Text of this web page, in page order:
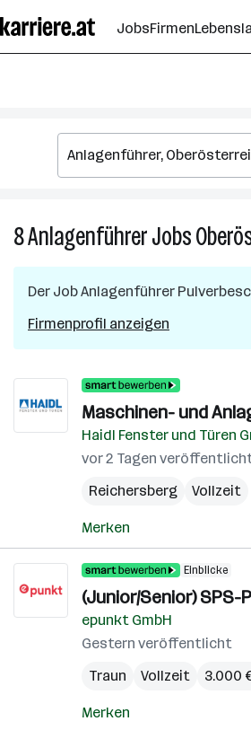
Seiteninhalt
springen
JobsFirmen
8AnlagenführerJobs
Der JobAnlagenführer
Firmenprofil anzeigen
Maschinen- und
Haidl Fenster und Türen
vor 2 Tagen
Reichersberg
Vollzeit
Merken
Einblicke
(Junior/Senior) SPS-
epunkt GmbH
Gestern veröffentlicht
Traun
Vollzeit 3.000
Merken